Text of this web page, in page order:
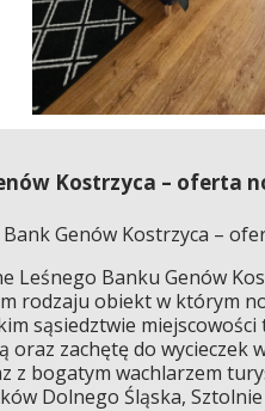
Kostrzyca – oferta
Bank Genów Kostrzyca –
Leśnego Banku Genów
rodzaju obiekt w którym
sąsiedztwie
oraz zachętę do
z bogatym wachlarzem
Dolnego Śląska,